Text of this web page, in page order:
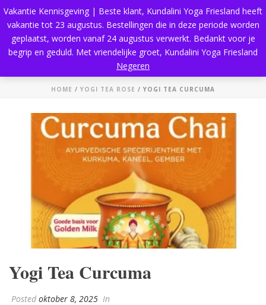
HOME / YOGI TEA ROSE / YOGI TEA CURCUMA
Yogi Tea Curcuma
Posted oktober 8, 2025 In
Vakantie Kennisgeving | Beste klant, Kundalini Yoga Friesland heeft
vakantie tot 23 augustus. Bestellingen die in deze periode worden
geplaatst, worden vanaf 24 augustus verwerkt. Bedankt voor je
begrip en geduld. Met vriendelijke groet, Kundalini Yoga Friesland
Negeren